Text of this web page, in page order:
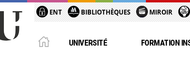
ENT BIBLIOTHÈQUES MIROIR
UNIVERSITÉ FORMATION